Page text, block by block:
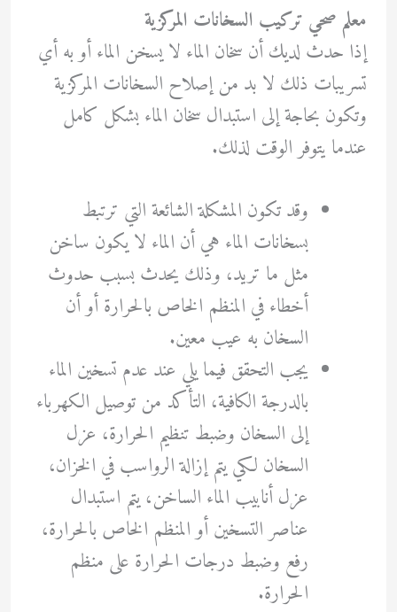
معلم صحي تركيب السخانات المركزية
إذا حدث لديك أن سخان الماء لا يسخن الماء أو به أي
تسريبات ذلك لا بد من إصلاح السخانات المركزية
وتكون بحاجة إلى استبدال سخان الماء بشكل كامل
عندما يتوفر الوقت لذلك.
وقد تكون المشكلة الشائعة التي ترتبط
بسخانات الماء هي أن الماء لا يكون ساخن
مثل ما تريد، وذلك يحدث بسبب حدوث
أخطاء في المنظم الخاص بالحرارة أو أن
السخان به عيب معين.
يجب التحقق فيما يلي عند عدم تسخين الماء
بالدرجة الكافية، التأكد من توصيل الكهرباء
إلى السخان وضبط تنظيم الحرارة، عزل
السخان لكي يتم إزالة الرواسب في الخزان،
عزل أنابيب الماء الساخن، يتم استبدال
عناصر التسخين أو المنظم الخاص بالحرارة،
رفع وضبط درجات الحرارة على منظم
الحرارة.